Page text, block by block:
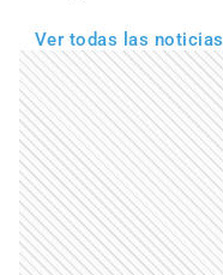
Ver todas las noticias